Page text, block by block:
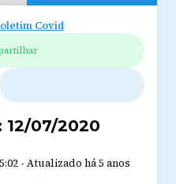
Covid
12/07/2020
- Atualizado há 5 anos